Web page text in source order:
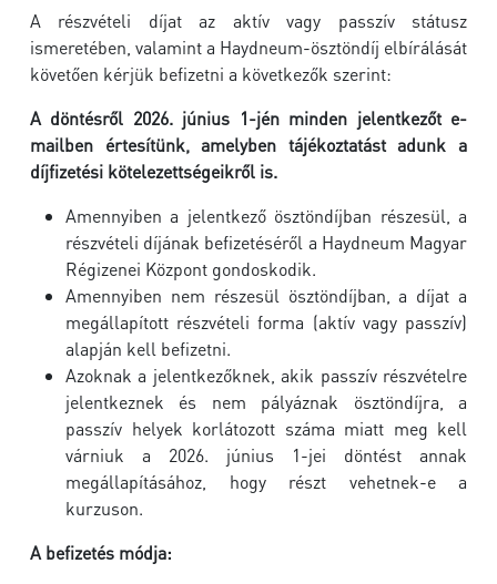
A részvételi díjat az aktív vagy passzív státusz
ismeretében, valamint a Haydneum-ösztöndíj elbírálását
követően kérjük befizetni a következők szerint:
A döntésről 2026. június 1-jén minden jelentkezőt e-
mailben értesítünk, amelyben tájékoztatást adunk a
díjfizetési kötelezettségeikről is.
Amennyiben a jelentkező ösztöndíjban részesül, a
részvételi díjának befizetéséről a Haydneum Magyar
Régizenei Központ gondoskodik.
Amennyiben nem részesül ösztöndíjban, a díjat a
megállapított részvételi forma (aktív vagy passzív)
alapján kell befizetni.
Azoknak a jelentkezőknek, akik passzív részvételre
jelentkeznek és nem pályáznak ösztöndíjra, a
passzív helyek korlátozott száma miatt meg kell
várniuk a 2026. június 1-jei döntést annak
megállapításához, hogy részt vehetnek-e a
kurzuson.
A befizetés módja: